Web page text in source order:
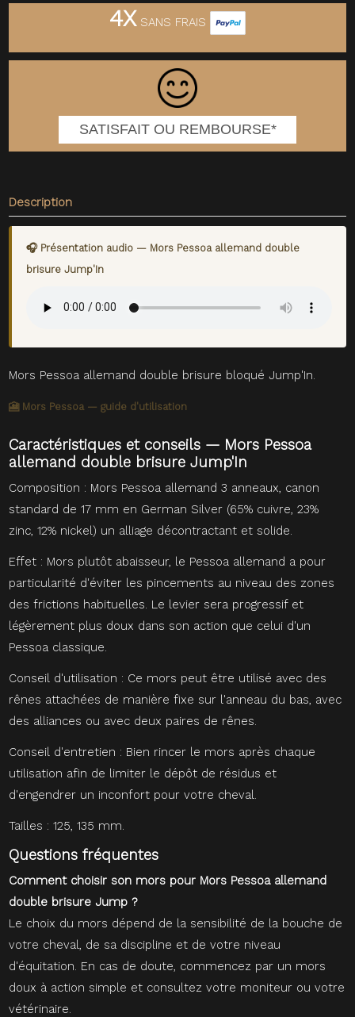
4XSANS FRAIS
SATISFAIT OU REMBOURSE*
Description
🎧 Présentation audio — Mors Pessoa allemand double
brisure Jump'In
Mors Pessoa allemand double brisure bloqué Jump'In.
🎦 Mors Pessoa — guide d'utilisation
Caractéristiques et conseils — Mors Pessoa
allemand double brisure Jump'In
Composition : Mors Pessoa allemand 3 anneaux, canon
standard de 17 mm en German Silver (65% cuivre, 23%
zinc, 12% nickel) un alliage décontractant et solide.
Effet : Mors plutôt abaisseur, le Pessoa allemand a pour
particularité d'éviter les pincements au niveau des zones
des frictions habituelles. Le levier sera progressif et
légèrement plus doux dans son action que celui d'un
Pessoa classique.
Conseil d'utilisation : Ce mors peut être utilisé avec des
rênes attachées de manière fixe sur l'anneau du bas, avec
des alliances ou avec deux paires de rênes.
Conseil d'entretien : Bien rincer le mors après chaque
utilisation afin de limiter le dépôt de résidus et
d'engendrer un inconfort pour votre cheval.
Tailles : 125, 135 mm.
Questions fréquentes
Comment choisir son mors pour Mors Pessoa allemand
double brisure Jump ?
Le choix du mors dépend de la sensibilité de la bouche de
votre cheval, de sa discipline et de votre niveau
d'équitation. En cas de doute, commencez par un mors
doux à action simple et consultez votre moniteur ou votre
vétérinaire.